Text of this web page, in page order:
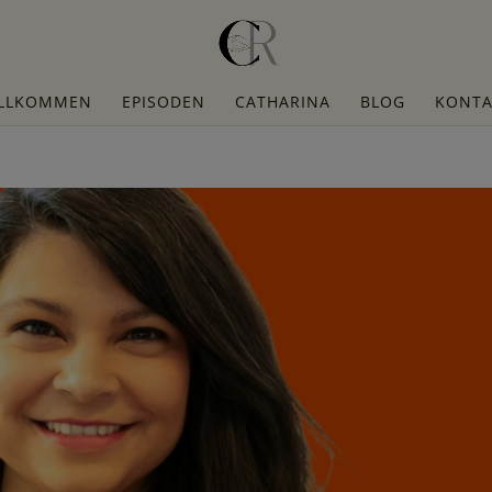
EPISODEN CATHARINA BLOG